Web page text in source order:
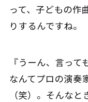
って、子どもの作
りするんですね。
『うーん、言って
なんてプロの演奏
（笑）。そんな